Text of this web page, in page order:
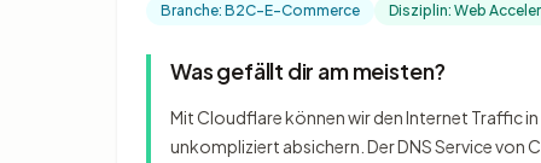
Branche: B2C-E-Commerce Disziplin: Web
Was gefällt dir am meisten?
Mit Cloudflare können wir den Internet Traffic
unkompliziert absichern. Der DNS Service von